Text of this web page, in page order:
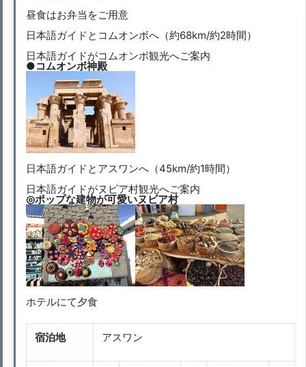
昼食はお弁当をご用意
日本語ガイドとコムオンボへ（約68km/約2時間）
日本語ガイドがコムオンボ観光へご案内
●コムオンボ神殿
日本語ガイドとアスワンへ（45km/約1時間）
日本語ガイドがヌビア村観光へご案内
◎ポップな建物が可愛いヌビア村
ホテルにて夕食
宿泊地 アスワン